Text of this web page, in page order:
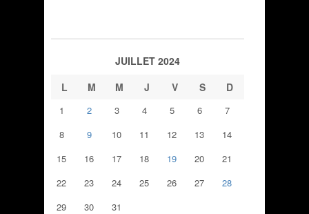
JUILLET 2024
L
M M J V S D
1 2 3 4 5 6
7
8
9 10 11 12 13
14
15
16 17 18 19 20
21
22
23 24 25 26 27
28
29
30
31